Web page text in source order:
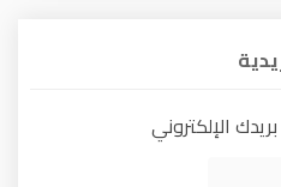
الإلكتروني